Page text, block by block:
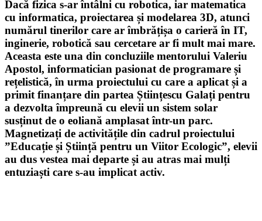
Dacă fizica s-ar întâlni cu robotica, iar matematica
cu informatica, proiectarea și modelarea 3D, atunci
numărul tinerilor care ar îmbrățișa o carieră în IT,
inginerie, robotică sau cercetare ar fi mult mai mare.
Aceasta este una din concluziile mentorului Valeriu
Apostol, informatician pasionat de programare și
rețelistică, în urma proiectului cu care a aplicat și a
primit finanțare din partea Științescu Galați pentru
a dezvolta împreună cu elevii un sistem solar
susținut de o eoliană amplasat într-un parc.
Magnetizați de activitățile din cadrul proiectului
”Educație și Știință pentru un Viitor Ecologic”, elevii
au dus vestea mai departe și au atras mai mulți
entuziaști care s-au implicat activ.